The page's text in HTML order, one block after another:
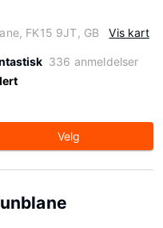
FK15 9JT, GB Vis kart
336 anmeldelser
Velg